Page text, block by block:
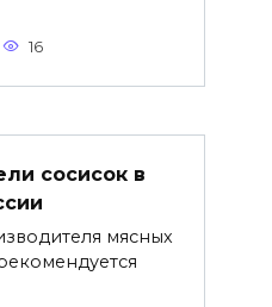
16
сосисок в
мясных